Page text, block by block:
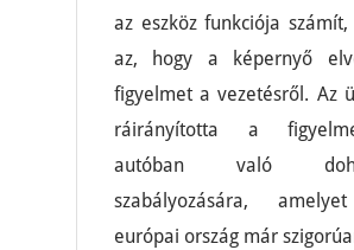
az eszköz funkciója számít,
az, hogy a képernyő
figyelmet a vezetésről. Az
ráirányította a
autóban való
szabályozására,
európai ország már